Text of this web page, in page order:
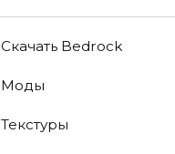
Скачать Bedrock
Моды
Текстуры